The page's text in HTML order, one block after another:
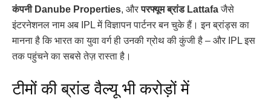
कंपनी Danube Properties, औरपरफ्यूम ब्रांड Lattafaजैसे
इंटरनेशनल नाम अब IPL में विज्ञापन पार्टनर बन चुके हैं। इन ब्रांड्स का
मानना है कि भारत का युवा वर्ग ही उनकी ग्रोथ की कुंजी है – और IPL इस
तक पहुंचने का सबसे तेज़ रास्ता है।
टीमों की ब्रांड वैल्यू भी करोड़ों में